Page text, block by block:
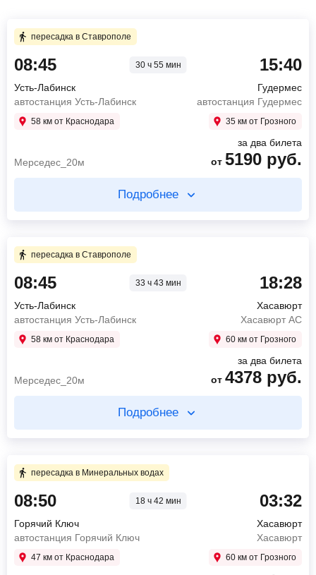
пересадка в Ставрополе
08:45 30 ч 55 мин
Усть-Лабинск
автостанция Усть-Лабинск
58 км от Краснодара
15:40
Гудермес
автостанция Гудермес
35 км от Грозного
Мерседес_20м
за два билета
от 5190 руб.
Подробнее
4 ч 30 мин в пути
08:45
13:15
Ставрополь
Центральный автовокзал
руб.
7 ч 40 мин в пути
08:00
15:40
Гудермес
автостанция Гудермес
3016
пересадка в Ставрополе
08:45 33 ч 43 мин
Усть-Лабинск
автостанция Усть-Лабинск
58 км от Краснодара
18:28
Хасавюрт
Хасавюрт АС
60 км от Грозного
Мерседес_20м
за два билета
от 4378 руб.
Подробнее
4 ч 30 мин в пути
08:45
13:15
Ставрополь
Центральный автовокзал
руб.
пересадка в Минеральных водах
08:50 18 ч 42 мин
Горячий Ключ
автостанция Горячий Ключ
47 км от Краснодара
03:32
Хасавюрт
Хасавюрт
60 км от Грозного